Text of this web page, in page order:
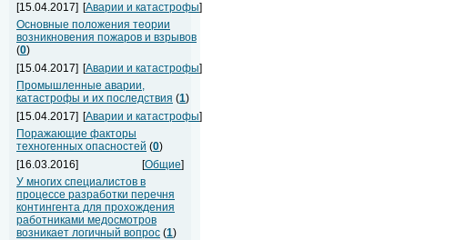
[15.04.2017] [Аварии и катастрофы]
Основные положения теории
возникновения пожаров и взрывов
(0)
[15.04.2017] [Аварии и катастрофы]
Промышленные аварии,
катастрофы и их последствия (1)
[15.04.2017] [Аварии и катастрофы]
Поражающие факторы
техногенных опасностей (0)
[16.03.2016]
[Общие]
У многих специалистов в
процессе разработки перечня
контингента для прохождения
работниками медосмотров
возникает логичный вопрос (1)